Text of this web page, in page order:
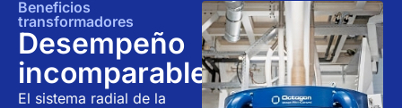
Beneficios
transformadores
Desempeño
incomparable
El sistema radial de la